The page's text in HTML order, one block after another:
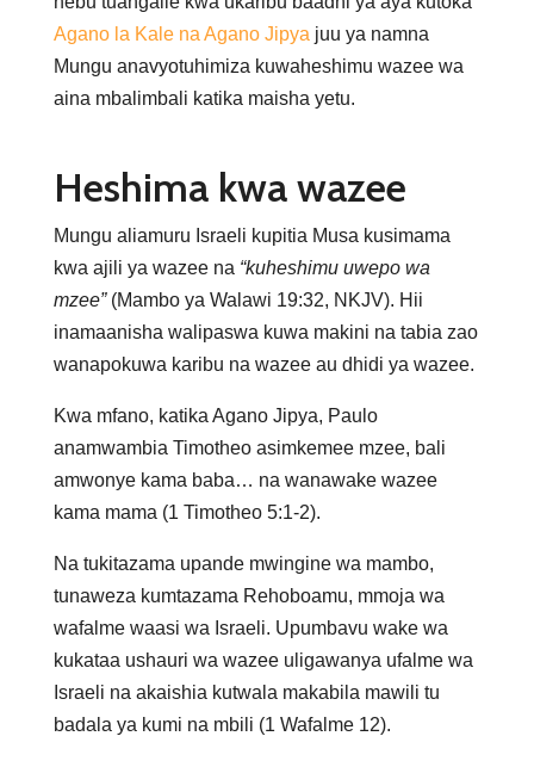
Agano la Kale na Agano Jipyajuu ya namna
Mungu anavyotuhimiza kuwaheshimu wazee wa
aina mbalimbali katika maisha yetu.
Heshima kwa wazee
Mungu aliamuru Israeli kupitia Musa kusimama
kwa ajili ya wazee na “kuheshimu uwepo wa
mzee”(Mambo ya Walawi 19:32, NKJV). Hii
inamaanisha walipaswa kuwa makini na tabia zao
wanapokuwa karibu na wazee au dhidi ya wazee.
Kwa mfano, katika Agano Jipya, Paulo
anamwambia Timotheo asimkemee mzee, bali
amwonye kama baba… na wanawake wazee
kama mama (1 Timotheo 5:1-2).
Na tukitazama upande mwingine wa mambo,
tunaweza kumtazama Rehoboamu, mmoja wa
wafalme waasi wa Israeli. Upumbavu wake wa
kukataa ushauri wa wazee uligawanya ufalme wa
Israeli na akaishia kutwala makabila mawili tu
badala ya kumi na mbili (1 Wafalme 12).